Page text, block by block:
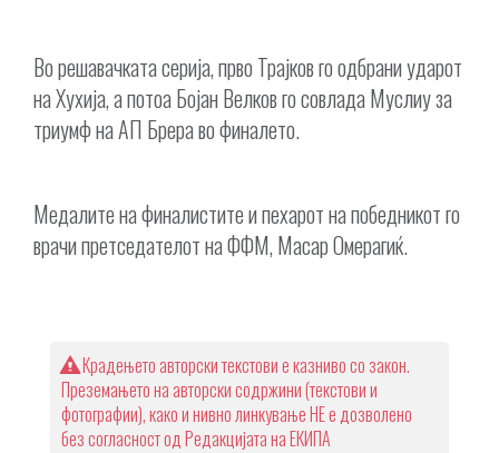
Во решавачката серија, прво Трајков го одбрани ударот
на Хухија, а потоа Бојан Велков го совлада Муслиу за
триумф на АП Брера во финалето.
Медалите на финалистите и пехарот на победникот го
врачи претседателот на ФФМ, Масар Омерагиќ.
Крадењето авторски текстови е казниво со закон.
Преземањето на авторски содржини (текстови и
фотографии), како и нивно линкување НЕ е дозволено
без согласност од Редакцијата на ЕКИПА